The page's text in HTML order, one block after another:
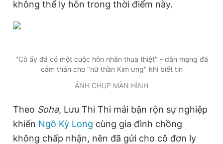
0906 645 777 0908 780 404
Phó tổng biên tập thường trực: Hải Thành
Phó tổng biên tập: Lâm Hiếu Dũng
Phó tổng biên tập: Trần Việt Hưng
Tổng thư ký tòa soạn: Đức Trung
Giấy phép xuất bản số 110/GP - BTTTT cấp ngày 24.3.2020
© 2003-2026 Bản quyền thuộc về Báo Thanh Niên. Cấm sao
chép dưới mọi hình thức nếu không có sự chấp thuận bằng văn
bản. Phát triển bởi ePi Technologies, JSC.
không thể ly hôn trong thời điểm này.
"Cô ấy đã có một cuộc hôn nhân thua thiệt" - dân mạng đã
cảm thán cho "nữ thần Kim ưng" khi biết tin
ẢNH CHỤP MÀN HÌNH
Theo Soha, Lưu Thi Thi mải bận rộn sự nghiệp
khiến Ngô Kỳ Long cùng gia đình chồng
không chấp nhận, nên đã gửi cho cô đơn ly